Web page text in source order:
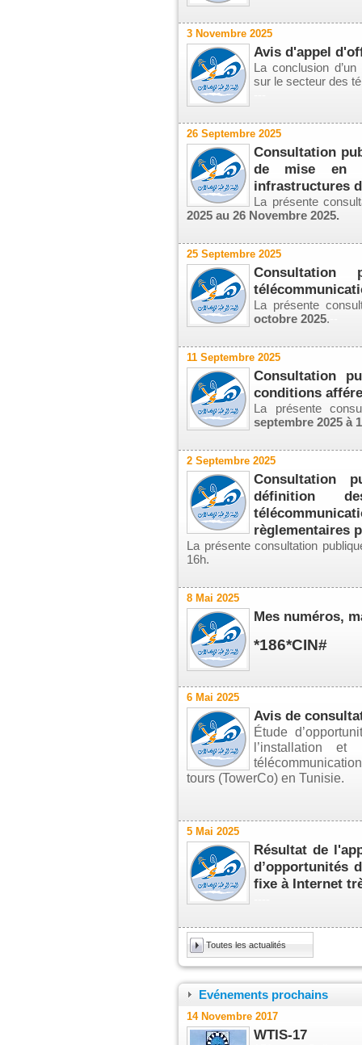
3 Novembre 2025
Avis d'appel
La conclusion
sur le secteur des
26 Septembre 2025
Consultation
de mise en
infrastructures
La présente
2025 au 26 Novembre 2025.
25 Septembre 2025
La présente
octobre 2025.
11 Septembre 2025
Consultation
conditions
La présente
septembre 2025 à
2 Septembre 2025
Consultation
définition
règlementaires
La présente consultation
16h.
8 Mai 2025
Mes numéros,
*186*CIN#
6 Mai 2025
Avis de
Étude
l’installation et
tours (TowerCo) en Tunisie.
5 Mai 2025
Résultat de
d’opportunités
fixe à Internet
Toutes les actualités
Evénements prochains
14 Novembre 2017
WTIS-17